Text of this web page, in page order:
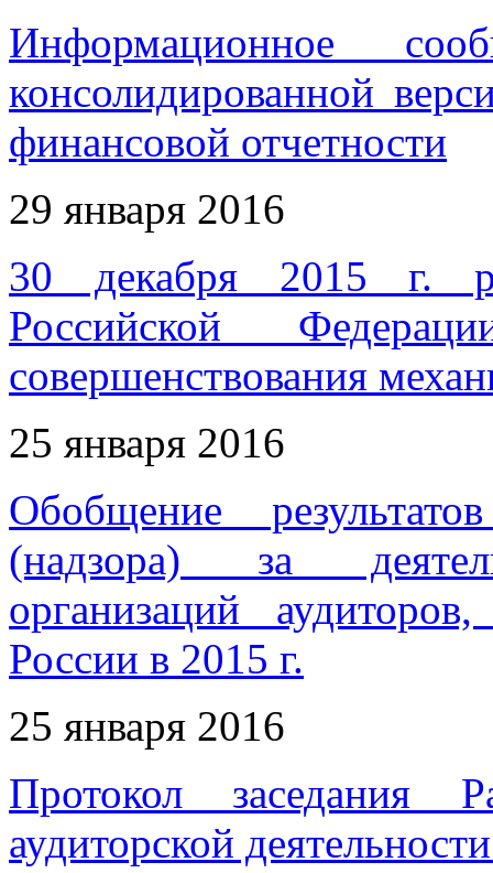
Информационное
консолидированной
финансовой отчетности
29 января 2016
30 декабря 2015 г.
Российской
совершенствования
25 января 2016
Обобщение
(надзора) за
организаций
России в 2015 г.
25 января 2016
Протокол заседания
аудиторской